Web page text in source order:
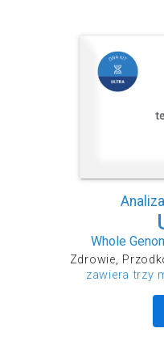
Whole
Zdrowie,
zawiera trzy